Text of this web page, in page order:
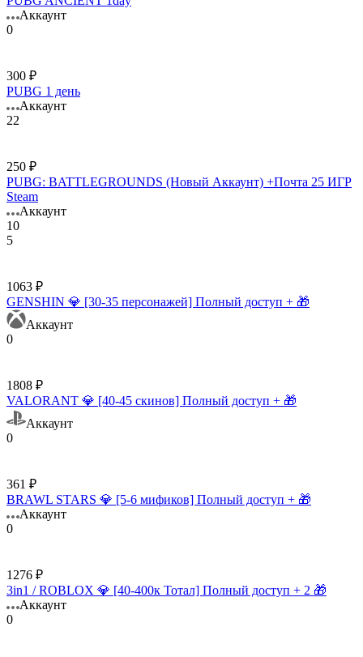
Аккаунт
0
300 ₽
PUBG 1 день
Аккаунт
22
250 ₽
PUBG: BATTLEGROUNDS (Новый Аккаунт) +Почта 25 ИГР
Steam
Аккаунт
10
5
1063 ₽
GENSHIN 💎 [30-35 персонажей] Полный доступ + 🎁
Аккаунт
0
1808 ₽
VALORANT 💎 [40-45 скинов] Полный доступ + 🎁
Аккаунт
0
361 ₽
BRAWL STARS 💎 [5-6 мификов] Полный доступ + 🎁
Аккаунт
0
1276 ₽
3in1 / ROBLOX 💎 [40-400к Тотал] Полный доступ + 2 🎁
Аккаунт
0